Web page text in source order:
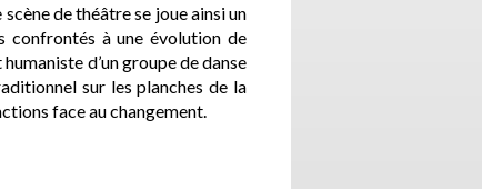
de théâtre se joue ainsi un
confrontés à une évolution de
d’un groupe de danse
sur les planches de la
face au changement.